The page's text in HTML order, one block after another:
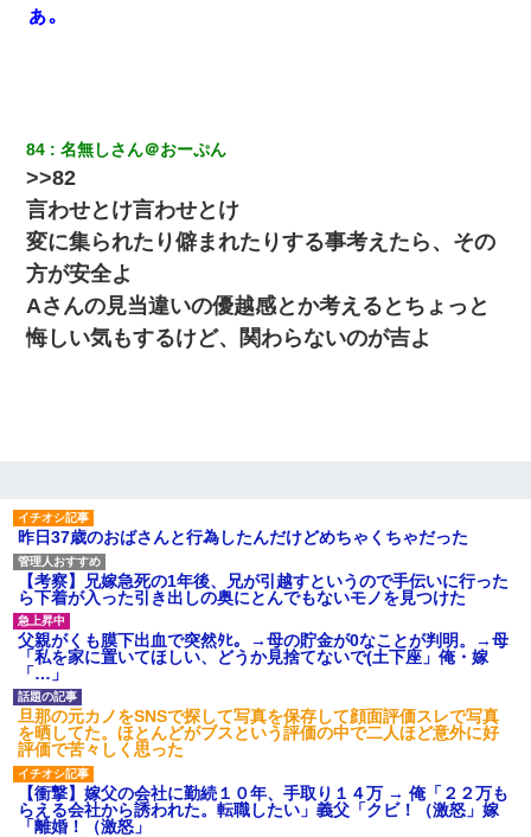
ぁ。
84 名無しさん＠おーぷん
>>82
言わせとけ言わせとけ
変に集られたり僻まれたりする事考えたら、その
方が安全よ
Aさんの見当違いの優越感とか考えるとちょっと
悔しい気もするけど、関わらないのが吉よ
昨日37歳のおばさんと行為したんだけどめちゃくちゃだった
【考察】兄嫁急死の1年後、兄が引越すというので手伝いに行った
ら下着が入った引き出しの奥にとんでもないモノを見つけた
父親がくも膜下出血で突然ﾀﾋ。→母の貯金が0なことが判明。→母
「私を家に置いてほしい、どうか見捨てないで(土下座」俺・嫁
「…」
旦那の元カノをSNSで探して写真を保存して顔面評価スレで写真
を晒してた。ほとんどがブスという評価の中で二人ほど意外に好
評価で苦々しく思った
【衝撃】嫁父の会社に勤続１０年、手取り１４万 → 俺「２２万も
らえる会社から誘われた。転職したい」義父「クビ！（激怒」嫁
「離婚！（激怒」